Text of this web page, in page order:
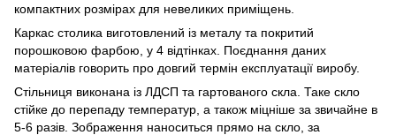
компактних розмірах для невеликих приміщень.
Каркас столика виготовлений із металу та покритий
порошковою фарбою, у 4 відтінках. Поєднання даних
матеріалів говорить про довгий термін експлуатації виробу.
Cтільниця виконана із ЛДСП та гартованого скла. Таке скло
стійке до перепаду температур, а також міцніше за звичайне в
5-6 разів. Зображення наноситься прямо на скло, за